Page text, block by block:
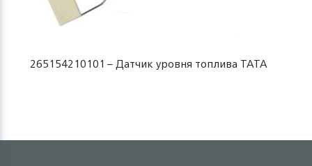
265154210101 – Датчик уровня топлива TATA